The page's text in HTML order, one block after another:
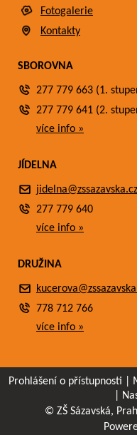
Fotogalerie
Kontakty
SBOROVNA
277 779 663 (1.
277 779 641 (2.
více info »
JÍDELNA
jidelna@zssazavska.cz
277 779 640
více info »
DRUŽINA
778 712 766
více info »
Prohlášení o přístupnosti
© ZŠ Sázavská,